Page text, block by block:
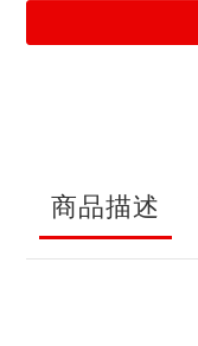
商品描述